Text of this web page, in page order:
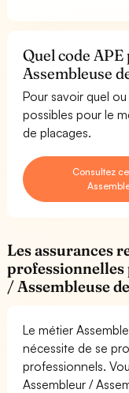
Quel code
Assembleuse
Pour savoir quel
possibles pour le
de placages.
Consultez
Les assurances
professionnelles
/ Assembleuse
Le métier
nécessite de se
professionnels.
Assembleur /